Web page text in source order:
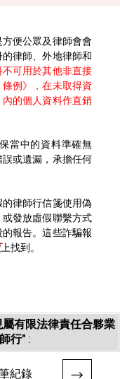
便公眾及律師會會
律師、外地律師和
不可用於其他非直接
例》，在未取得資
的個人資料作直銷
當中的資料準確無
或遺漏，承擔任何
律師行信箋使用偽
發放虛假聯繫方式
報告。這些詐騙報
上找到。
屬有限法律責任合夥業
行" :
紀錄